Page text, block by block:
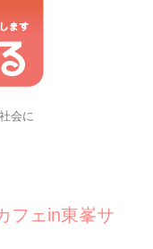
会に
フェin東峯サ